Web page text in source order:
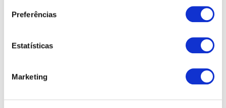
Preferências
Estatísticas
Marketing